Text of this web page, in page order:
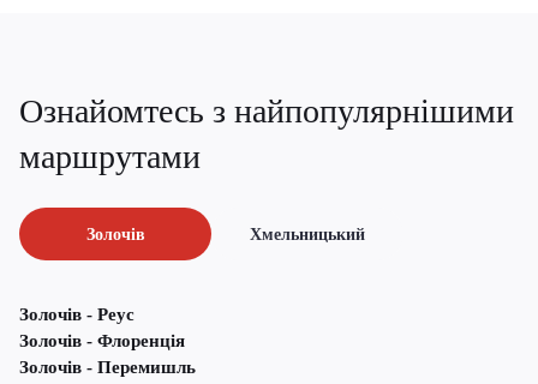
Ознайомтесь з найпопулярнішими
маршрутами
Золочів Хмельницький
Золочів - Реус
Золочів - Флоренція
Золочів - Перемишль